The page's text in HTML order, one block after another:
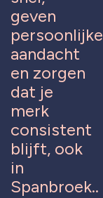
geven
persoonlijke
aandacht
en zorgen
dat je
merk
consistent
blijft, ook
in
Spanbroek..